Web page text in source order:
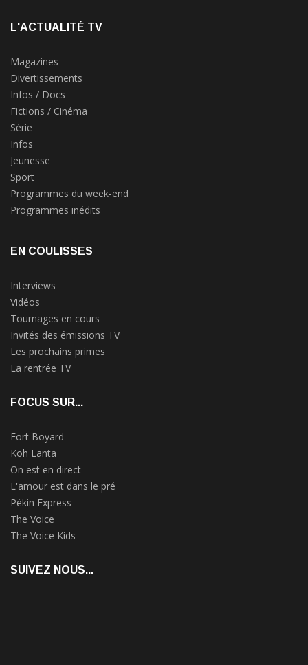
L'ACTUALITÉ TV
Magazines
Divertissements
Infos / Docs
Fictions / Cinéma
Série
Infos
Jeunesse
Sport
Programmes du week-end
Programmes inédits
EN COULISSES
Interviews
Vidéos
Tournages en cours
Invités des émissions TV
Les prochains primes
La rentrée TV
FOCUS SUR...
Fort Boyard
Koh Lanta
On est en direct
L'amour est dans le pré
Pékin Express
The Voice
The Voice Kids
SUIVEZ NOUS...